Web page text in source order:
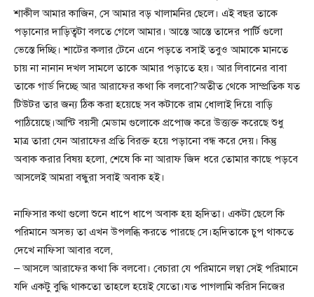
শাকীল আমার কাজিন, সে আমার বড় খালামনির ছেলে। এই বছর তাকে
পড়ানোর দাড়িত্বটা বলতে গেলে আমার। আস্তে আস্তে তাদের পার্টি গুলো
ভেস্তে দিচ্ছি। শাটের কলার টেনে এনে পড়তে বসাই তবুও আমাকে মানতে
চায় না নানান দখল সামলে তাকে আমার পড়াতে হয়। আর লিবানের বাবা
তাকে গার্ড দিচ্ছে আর আরাফের কথা কি বলবো?অতীত থেকে সাম্প্রতিক যত
টিউটর তার জন্য ঠিক করা হয়েছে সব কটাকে রাম ধোলাই দিয়ে বাড়ি
পাঠিয়েছে।আন্টি বয়সী মেডাম গুলোকে প্রপোজ করে উত্ত্যক্ত করেছে শুধু
মাত্র তারা যেন আরাফের প্রতি বিরক্ত হয়ে পড়ানো বন্ধ করে দেয়। কিন্তু
অবাক করার বিষয় হলো, শেষে কি না আরাফ জিদ ধরে তোমার কাছে পড়বে
আসলেই আমরা বন্ধুরা সবাই অবাক হই।
নাফিসার কথা গুলো শুনে ধাপে ধাপে অবাক হয় হৃদিতা। একটা ছেলে কি
পরিমানে অসভ্য তা এখন উপলব্ধি করতে পারছে সে।হৃদিতাকে চুপ থাকতে
দেখে নাফিসা আবার বলে,
– আসলে আরাফের কথা কি বলবো। বেচারা যে পরিমানে লম্বা সেই পরিমানে
যদি একটু বুদ্ধি থাকতো তাহলে হয়েই যেতো।যত পাগলামি করিস নিজের